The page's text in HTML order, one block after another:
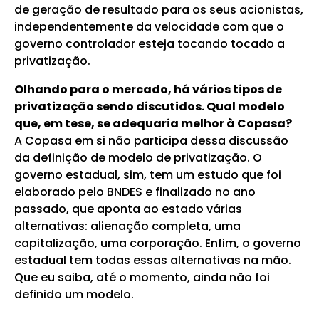
de geração de resultado para os seus acionistas,
independentemente da velocidade com que o
governo controlador esteja tocando tocado a
privatização.
Olhando para o mercado, há vários tipos de
privatização sendo discutidos. Qual modelo
que, em tese, se adequaria melhor à Copasa?
A Copasa em si não participa dessa discussão
da definição de modelo de privatização. O
governo estadual, sim, tem um estudo que foi
elaborado pelo BNDES e finalizado no ano
passado, que aponta ao estado várias
alternativas: alienação completa, uma
capitalização, uma corporação. Enfim, o governo
estadual tem todas essas alternativas na mão.
Que eu saiba, até o momento, ainda não foi
definido um modelo.